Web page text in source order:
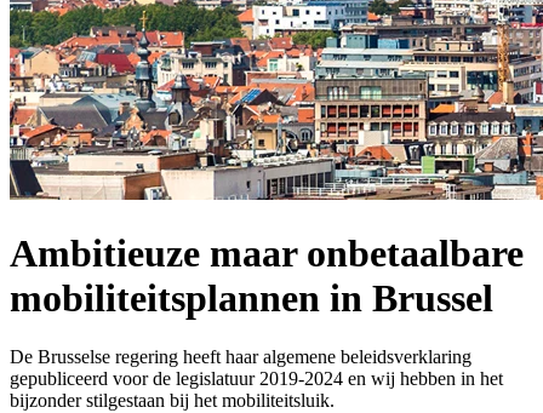
Ambitieuze maar onbetaalbare
mobiliteitsplannen in Brussel
De Brusselse regering heeft haar algemene beleidsverklaring
gepubliceerd voor de legislatuur 2019-2024 en wij hebben in het
bijzonder stilgestaan bij het mobiliteitsluik.